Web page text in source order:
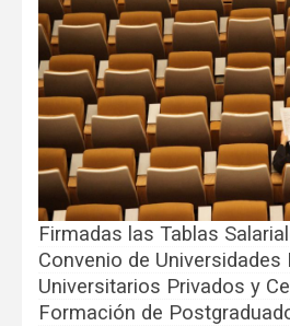
Firmadas las Tablas
Convenio de Universidades
Universitarios Privados y
Formación de